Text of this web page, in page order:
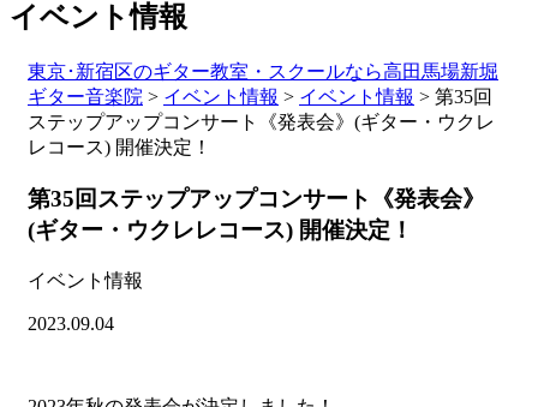
イベント情報
東京･新宿区のギター教室・スクールなら高田馬場新堀
ギター音楽院 > イベント情報 > イベント情報 > 第35回
ステップアップコンサート《発表会》(ギター・ウクレ
レコース) 開催決定！
第35回ステップアップコンサート《発表会》
(ギター・ウクレレコース) 開催決定！
イベント情報
2023.09.04